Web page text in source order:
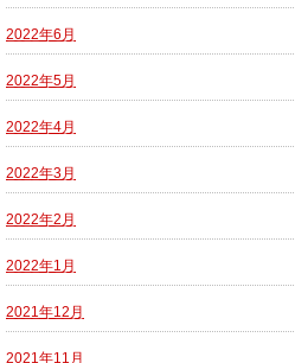
2022年6月
2022年5月
2022年4月
2022年3月
2022年2月
2022年1月
2021年12月
2021年11月